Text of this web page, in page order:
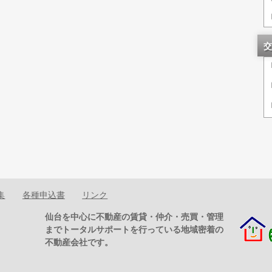
各種申込書 リンク
仙台を中心に不動産の賃貸・仲介・売買・管理
までトータルサポートを行っている地域密着の
不動産会社です。